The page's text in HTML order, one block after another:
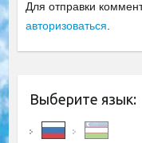
Для отправки
авторизоваться
Выберите язык: